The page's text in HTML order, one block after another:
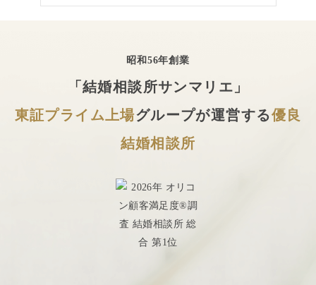
昭和56年創業
「結婚相談所サンマリエ」
東証プライム上場グループが運営する優良
結婚相談所